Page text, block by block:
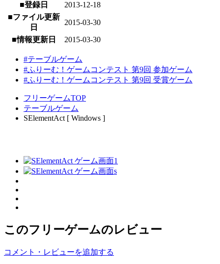
■登録日
2013-12-18
■ファイル更新
日
2015-03-30
■情報更新日 2015-03-30
#テーブルゲーム
#ふりーむ！ゲームコンテスト 第9回 参加ゲーム
#ふりーむ！ゲームコンテスト 第9回 受賞ゲーム
フリーゲームTOP
テーブルゲーム
SElementAct [ Windows ]
このフリーゲームのレビュー
コメント・レビューを追加する